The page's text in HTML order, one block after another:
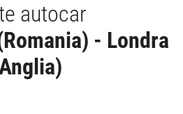
autocar
- Londra